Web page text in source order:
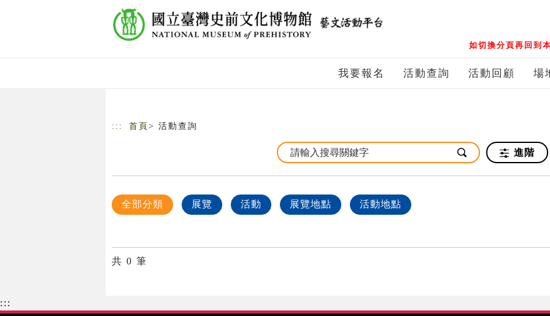
如切換分頁再回到
我要報名 活動查詢 活動回顧 場
::: 首頁 > 活動查詢
進階
全部分類 展覽 活動 展覽地點 活動地點
共 0 筆
:::